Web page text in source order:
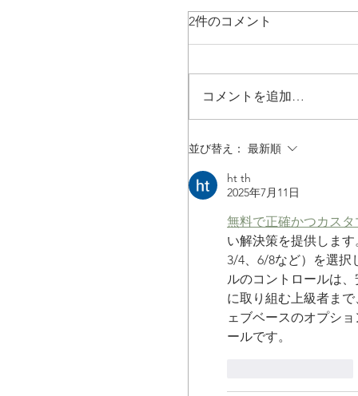
【お知らせ】
しまして
2件のコメント
コメントを追加…
並び替え： 最新順
ht th
2025年7月11日
無料で正確かつカス
い解決策を提供しま
3/4、6/8など）を選択
ルのコントロールは
に取り組む上級者ま
ェブベースのオプシ
ールです。